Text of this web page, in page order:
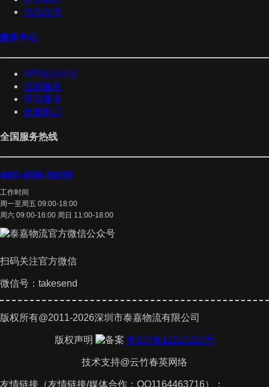
合作伙伴
服务中心
API接口对接
揽收服务
保险服务
直营网点
全国服务热线
400-098-5699
工作时间
周一至周五 09:00-18:00
周六 09:00-16:00 周日 11:00-18:00
扫码关注官方微信
微信号：takesend
版权所有@2011-2026深圳市泰嘉物流有限公司
版权声明 粤ICP备12027267号
技术支持@云竹春英网络
友情链接（友情链接/媒体合作：QQ1164463716）：